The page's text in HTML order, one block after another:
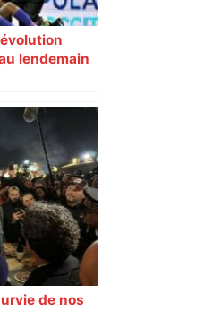
lendemain
de nos